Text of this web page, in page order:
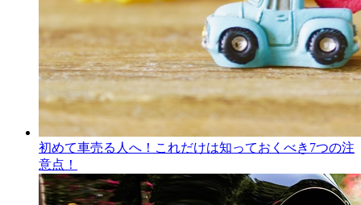
初めて車売る人へ！これだけは知っておくべき7つの注
意点！